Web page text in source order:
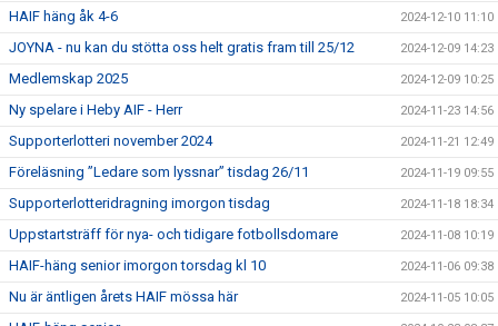
HAIF häng åk 4-6 2024-12-10 11:10
JOYNA - nu kan du stötta oss helt gratis fram till 25/12 2024-12-09 14:23
Medlemskap 2025 2024-12-09 10:25
Ny spelare i Heby AIF - Herr 2024-11-23 14:56
Supporterlotteri november 2024 2024-11-21 12:49
Föreläsning ”Ledare som lyssnar” tisdag 26/11 2024-11-19 09:55
Supporterlotteridragning imorgon tisdag 2024-11-18 18:34
Uppstartsträff för nya- och tidigare fotbollsdomare 2024-11-08 10:19
HAIF-häng senior imorgon torsdag kl 10 2024-11-06 09:38
Nu är äntligen årets HAIF mössa här 2024-11-05 10:05